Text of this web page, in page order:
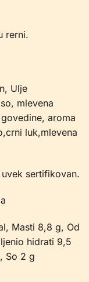
rerni.
Ulje
mlevena
aroma
luk,mlevena
sertifikovan.
Masti 8,8 g, Od
hidrati 9,5
So 2 g